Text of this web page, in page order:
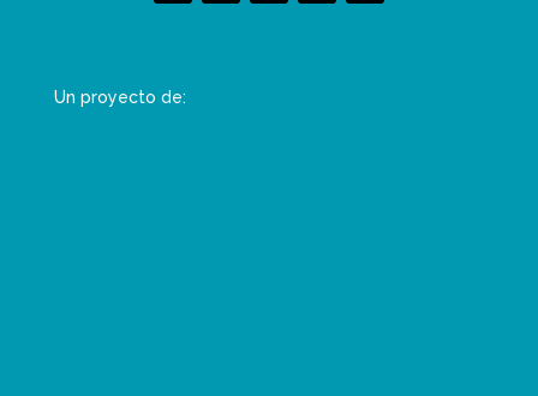
Un proyecto de: